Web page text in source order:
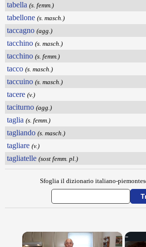
tabella (s. femm.)
tabellone (s. masch.)
taccagno (agg.)
tacchino (s. masch.)
tacchino (s. femm.)
tacco (s. masch.)
taccuino (s. masch.)
tacere (v.)
taciturno (agg.)
taglia (s. femm.)
tagliando (s. masch.)
tagliare (v.)
tagliatelle (sost femm. pl.)
Sfoglia il dizionario italiano-
×